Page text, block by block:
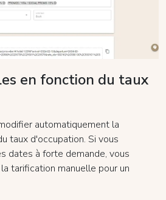
en fonction du taux
automatiquement la
taux d'occupation. Si vous
dates à forte demande, vous
tarification manuelle pour un